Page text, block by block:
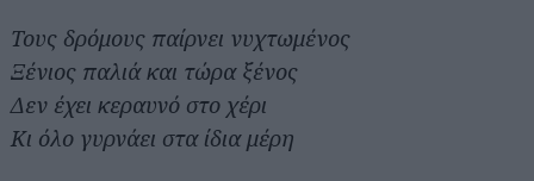
Τους δρόμους παίρνει νυχτωμένος
Ξένιος παλιά και τώρα ξένος
Δεν έχει κεραυνό στο χέρι
Κι όλο γυρνάει στα ίδια μέρη